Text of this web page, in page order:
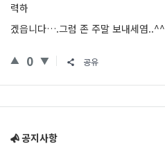
력하
겠읍니다….그럼 존 주말 보내세염..^^
0 공유
공지사항